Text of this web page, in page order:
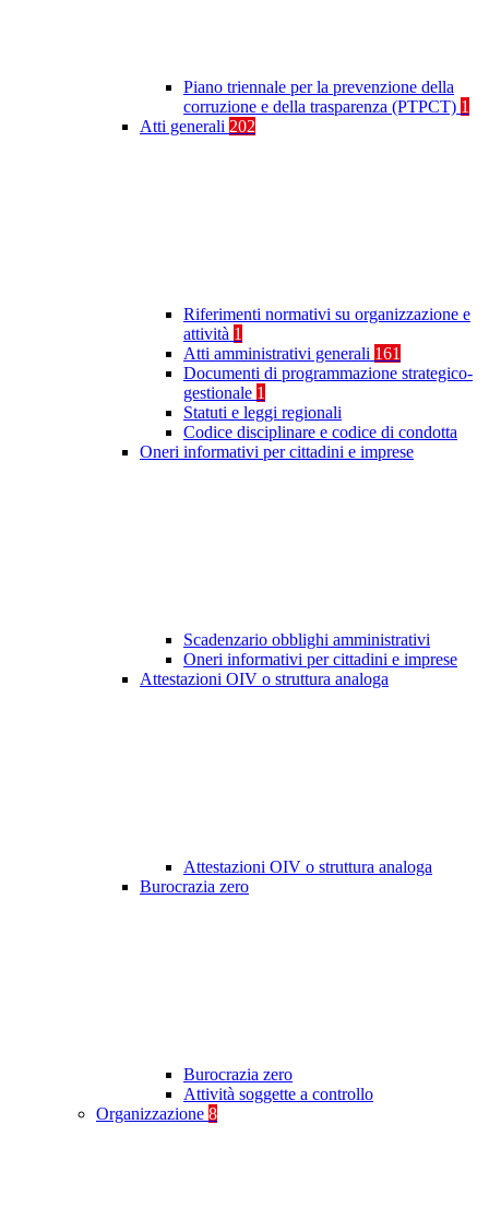
Piano triennale per la prevenzione della
corruzione e della trasparenza (PTPCT) 1
Atti generali 202
Riferimenti normativi su organizzazione e
attività 1
Atti amministrativi generali 161
Documenti di programmazione strategico-
gestionale 1
Statuti e leggi regionali
Codice disciplinare e codice di condotta
Oneri informativi per cittadini e imprese
Scadenzario obblighi amministrativi
Oneri informativi per cittadini e imprese
Attestazioni OIV o struttura analoga
Attestazioni OIV o struttura analoga
Burocrazia zero
Burocrazia zero
Attività soggette a controllo
Organizzazione 8